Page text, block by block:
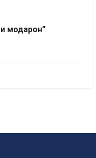
модарон”